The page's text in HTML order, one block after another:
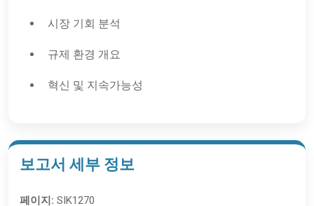
시장 기회 분석
규제 환경 개요
혁신 및 지속가능성
보고서 세부 정보
페이지: SIK1270